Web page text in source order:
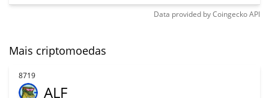
Data provided byCoingeckoAPI
Mais criptomoedas
8719
ALF